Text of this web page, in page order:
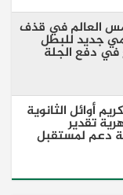
العالم في قذف
جديد للبطل
في دفع الجلة
أوائل الثانوية
تقدير
دعم لمستقبل